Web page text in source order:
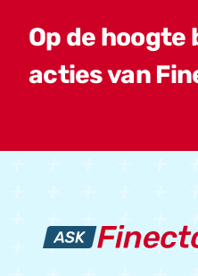
Op de hoogte
acties van